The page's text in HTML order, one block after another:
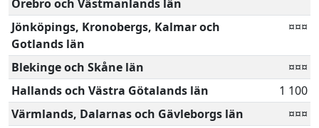
Örebro och Västmanlands län
Jönköpings, Kronobergs, Kalmar och
Gotlands län
¤¤¤
Blekinge och Skåne län
¤¤¤
Hallands och Västra Götalands län
1 100
Värmlands, Dalarnas och Gävleborgs län
¤¤¤